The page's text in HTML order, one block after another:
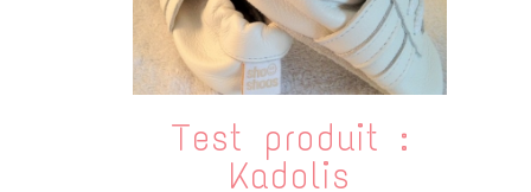
Test produit :
Kadolis